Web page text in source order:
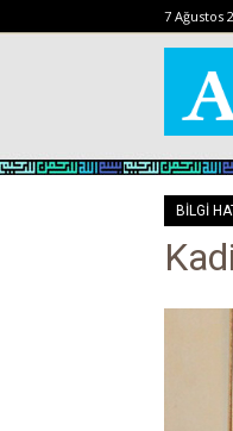
7 Ağustos
BİLGİ